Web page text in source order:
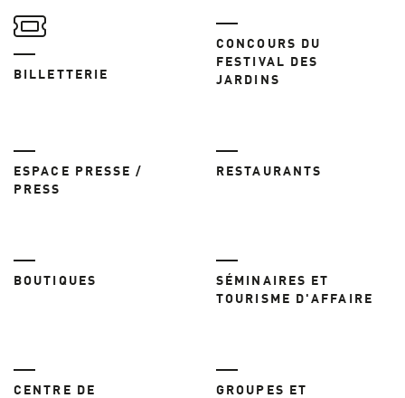
BILLETTERIE
CONCOURS DU
FESTIVAL DES
JARDINS
ESPACE PRESSE /
PRESS
RESTAURANTS
BOUTIQUES
SÉMINAIRES ET
TOURISME D'AFFAIRE
CENTRE DE
GROUPES ET